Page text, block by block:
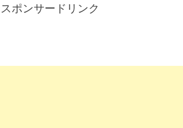
スポンサードリンク